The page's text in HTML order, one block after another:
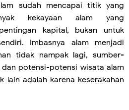
sudah mencapai titik yang
kekayaan alam yang
kapital, bukan untuk
Imbasnya alam menjadi
tidak nampak lagi, sumber-
potensi-potensi wisata alam
lain adalah karena keserakahan